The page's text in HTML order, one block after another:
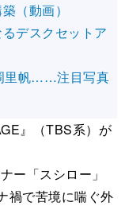
（動画）
デスクセットア
里帆……注目写真
』（TBS系）が
ー「スシロー」
禍で苦境に喘ぐ外